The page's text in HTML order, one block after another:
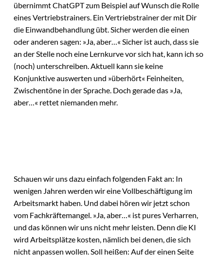
übernimmt ChatGPT zum Beispiel auf Wunsch die Rolle
eines Vertriebstrainers. Ein Vertriebstrainer der mit Dir
die Einwandbehandlung übt. Sicher werden die einen
oder anderen sagen: »Ja, aber…« Sicher ist auch, dass sie
an der Stelle noch eine Lernkurve vor sich hat, kann ich so
(noch) unterschreiben. Aktuell kann sie keine
Konjunktive auswerten und »überhört« Feinheiten,
Zwischentöne in der Sprache. Doch gerade das »Ja,
aber…« rettet niemanden mehr.
Schauen wir uns dazu einfach folgenden Fakt an: In
wenigen Jahren werden wir eine Vollbeschäftigung im
Arbeitsmarkt haben. Und dabei hören wir jetzt schon
vom Fachkräftemangel. »Ja, aber…« ist pures Verharren,
und das können wir uns nicht mehr leisten. Denn die KI
wird Arbeitsplätze kosten, nämlich bei denen, die sich
nicht anpassen wollen. Soll heißen: Auf der einen Seite